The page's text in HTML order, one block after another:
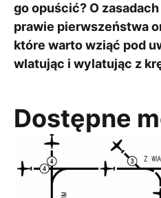
go opuścić? O
prawie pierwszeństwa
które warto wziąć pod
wlatując i wylatując z
Dostępne